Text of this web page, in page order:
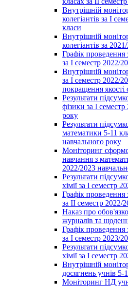
Внутрішній
колегіантів за І
класи
Внутрішній
колегіантів за
Графік проведення
за І семестр 2022/
Внутрішній
за І семестр 2022/
покращення якості
Результати
фізики за І
року
Результати
математики 5-11
навчального року
Моніторинг
навчання з
2022/2023
Результати
хімії за І семестр
Графік проведення
за ІІ семестр 2022/
Наказ про
журналів та
Графік проведення
за І семестр 2023/
Результати
хімії за І семестр
Внутрішній
досягнень учнів 5-
Моніторинг НД